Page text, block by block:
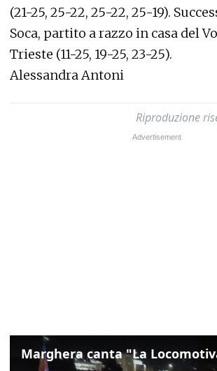
(21-25, 25-22, 25-22, 25-19).
Soca, partito a razzo in casa del
Trieste (11-25, 19-25, 23-25).
Alessandra Antoni
Riproduzione